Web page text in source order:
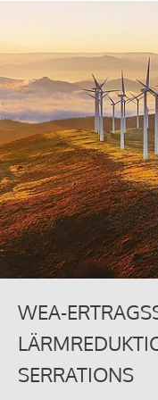
WEA-
SERRATIONS